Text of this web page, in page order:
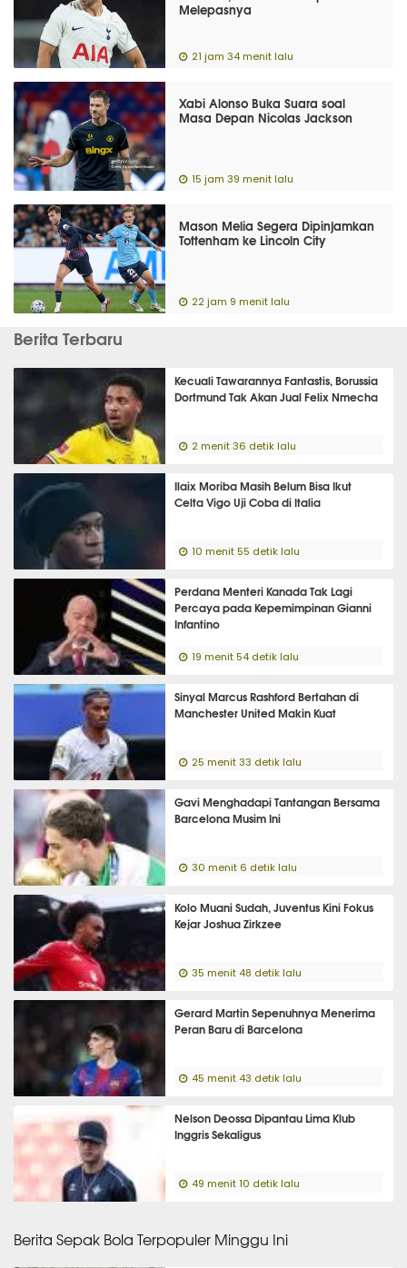
Melepasnya
21 jam 34 menit lalu
Xabi Alonso Buka Suara soal
Masa Depan Nicolas Jackson
15 jam 39 menit lalu
Mason Melia Segera Dipinjamkan
Tottenham ke Lincoln City
22 jam 9 menit lalu
Berita Terbaru
Kecuali Tawarannya Fantastis, Borussia
Dortmund Tak Akan Jual Felix Nmecha
2 menit 36 detik lalu
Ilaix Moriba Masih Belum Bisa Ikut
Celta Vigo Uji Coba di Italia
10 menit 55 detik lalu
Perdana Menteri Kanada Tak Lagi
Percaya pada Kepemimpinan Gianni
Infantino
19 menit 54 detik lalu
Sinyal Marcus Rashford Bertahan di
Manchester United Makin Kuat
25 menit 33 detik lalu
Gavi Menghadapi Tantangan Bersama
Barcelona Musim Ini
30 menit 6 detik lalu
Kolo Muani Sudah, Juventus Kini Fokus
Kejar Joshua Zirkzee
35 menit 48 detik lalu
Gerard Martin Sepenuhnya Menerima
Peran Baru di Barcelona
45 menit 43 detik lalu
Nelson Deossa Dipantau Lima Klub
Inggris Sekaligus
49 menit 10 detik lalu
Berita Sepak Bola Terpopuler Minggu Ini